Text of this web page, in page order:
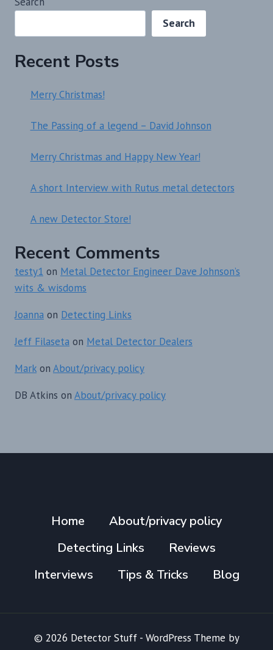
Search
Recent Posts
Merry Christmas!
The Passing of a legend – David Johnson
Merry Christmas and Happy New Year!
A short Interview with Rutus metal detectors
A new Detector Store!
Recent Comments
testy1 on Metal Detector Engineer Dave Johnson’s
wits & wisdoms
Joanna on Detecting Links
Jeff Filaseta on Metal Detector Dealers
Mark on About/privacy policy
DB Atkins on About/privacy policy
Home
About/privacy policy
Detecting Links
Reviews
Interviews
Tips & Tricks Blog
© 2026 Detector Stuff - WordPress Theme by